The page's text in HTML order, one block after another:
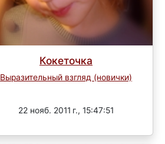
Кокеточка
Выразительный взгляд (новички)
22 нояб. 2011 г., 15:47:51